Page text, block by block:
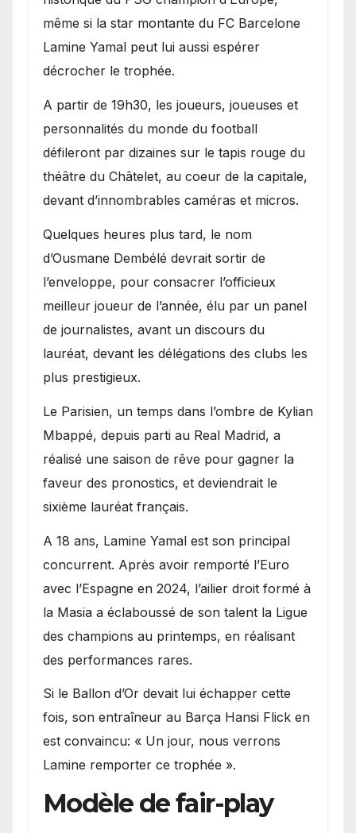
même si la star montante du FC Barcelone
Lamine Yamal peut lui aussi espérer
décrocher le trophée.
A partir de 19h30, les joueurs, joueuses et
personnalités du monde du football
défileront par dizaines sur le tapis rouge du
théâtre du Châtelet, au coeur de la capitale,
devant d’innombrables caméras et micros.
Quelques heures plus tard, le nom
d’Ousmane Dembélé devrait sortir de
l’enveloppe, pour consacrer l’officieux
meilleur joueur de l’année, élu par un panel
de journalistes, avant un discours du
lauréat, devant les délégations des clubs les
plus prestigieux.
Le Parisien, un temps dans l’ombre de Kylian
Mbappé, depuis parti au Real Madrid, a
réalisé une saison de rêve pour gagner la
faveur des pronostics, et deviendrait le
sixième lauréat français.
A 18 ans, Lamine Yamal est son principal
concurrent. Après avoir remporté l’Euro
avec l’Espagne en 2024, l’ailier droit formé à
la Masia a éclaboussé de son talent la Ligue
des champions au printemps, en réalisant
des performances rares.
Si le Ballon d’Or devait lui échapper cette
fois, son entraîneur au Barça Hansi Flick en
est convaincu: « Un jour, nous verrons
Lamine remporter ce trophée ».
Modèle de fair-play